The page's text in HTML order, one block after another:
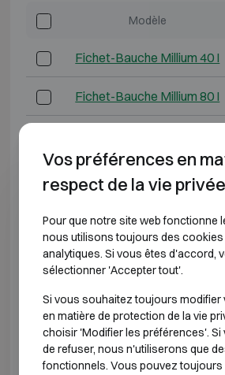
Modèle
Fichet-Bauche Millium 40 I
Fichet-Bauche Millium 80 I
Fichet-Bauche Millium 150 I
Fichet-Bauche Millium 240 I
Fichet-Bauche Millium 370 I
Vos préférences en
respect de la vie privée
Pour que notre site web fonctionne
nous utilisons toujours des
analytiques. Si vous êtes d'accord,
sélectionner 'Accepter tout'.
Si vous souhaitez toujours modifier
en matière de protection de la vie
choisir 'Modifier les préférences'.
de refuser, nous n'utiliserons que
fonctionnels. Vous pouvez toujours